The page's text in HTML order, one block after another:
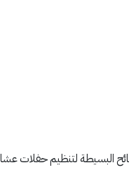
البسيطة لتنظيم حفلات